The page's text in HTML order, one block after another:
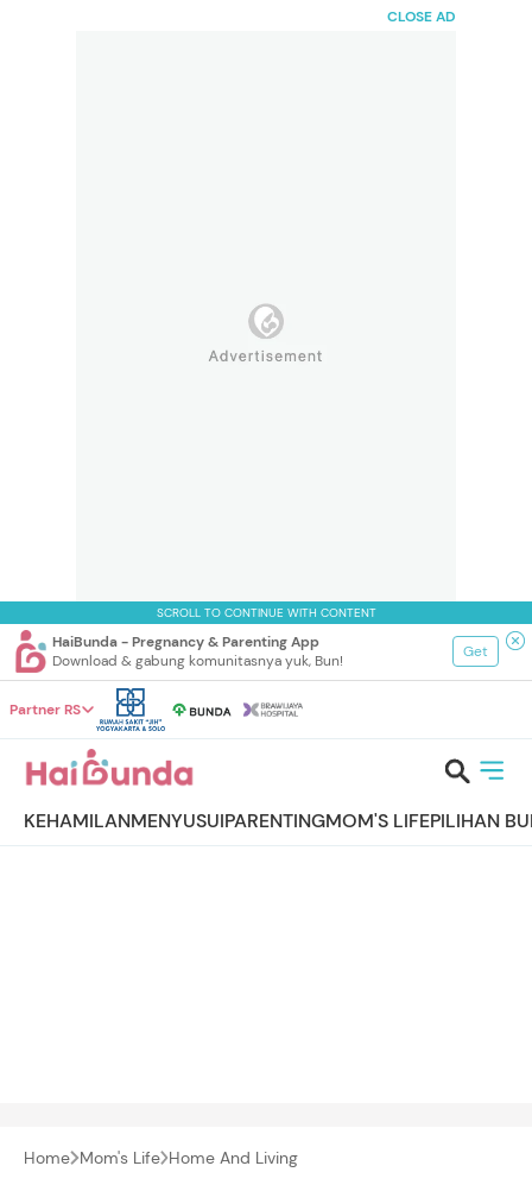
CLOSE AD
SCROLL TO CONTINUE WITH CONTENT
HaiBunda - Pregnancy & Parenting App
Download & gabung komunitasnya yuk, Bun!
Get
Partner RS
KEHAMILANMENYUSUIPARENTINGMOM'S LIFEPILIHAN
Home Mom's Life Home And Living